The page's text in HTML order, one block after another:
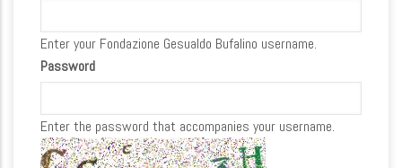
Enter your Fondazione Gesualdo Bufalino username.
Password
Enter the password that accompanies your username.